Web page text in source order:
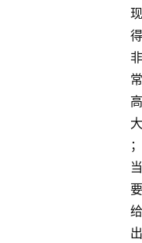
现
得
非
常
高
大
；
当
要
给
出